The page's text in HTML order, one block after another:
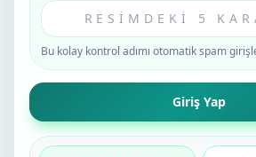
Bu kolay kontrol adımı otomatik spam
Giriş Yap